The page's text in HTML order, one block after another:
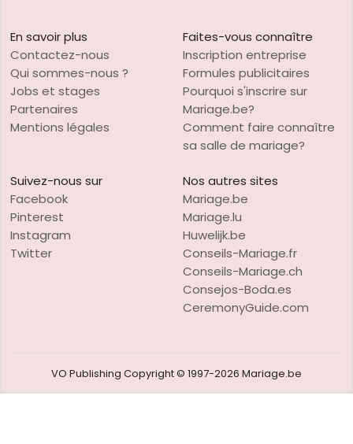
En savoir plus
Contactez-nous
Qui sommes-nous ?
Jobs et stages
Partenaires
Mentions légales
Faites-vous connaître
Inscription entreprise
Formules publicitaires
Pourquoi s'inscrire sur
Mariage.be?
Comment faire connaître
sa salle de mariage?
Suivez-nous sur
Facebook
Pinterest
Instagram
Twitter
Nos autres sites
Mariage.be
Mariage.lu
Huwelijk.be
Conseils-Mariage.fr
Conseils-Mariage.ch
Consejos-Boda.es
CeremonyGuide.com
VO Publishing Copyright © 1997-2026 Mariage.be